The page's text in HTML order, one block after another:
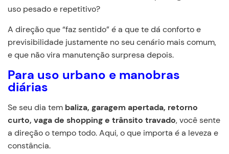
uso pesado e repetitivo?
A direção que “faz sentido” é a que te dá conforto e
previsibilidade justamente no seu cenário mais comum,
e que não vira manutenção surpresa depois.
Para uso urbano e manobras
diárias
Se seu dia tem baliza, garagem apertada, retorno
curto, vaga de shopping e trânsito travado, você sente
a direção o tempo todo. Aqui, o que importa é a leveza e
constância.